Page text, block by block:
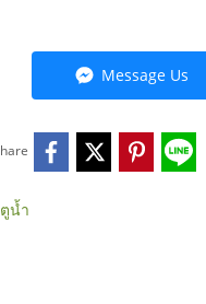
Message Us
น้ำ